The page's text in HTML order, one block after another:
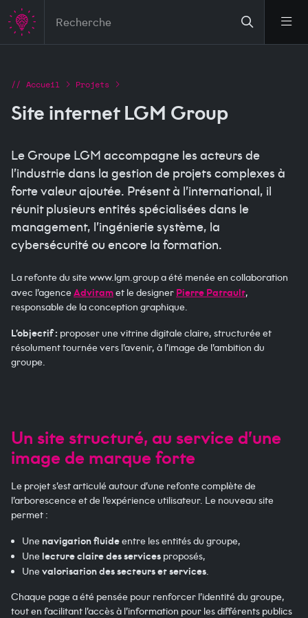
Fil d'Ariane
Accueil Projets
Site internet LGM Group
Le Groupe LGM accompagne les acteurs de
l’industrie dans la gestion de projets complexes à
forte valeur ajoutée. Présent à l’international, il
réunit plusieurs entités spécialisées dans le
management, l’ingénierie système, la
cybersécurité ou encore la formation.
La refonte du site www.lgm.group a été menée en collaboration
avec l’agenceAdvitamet le designer Pierre Patrault,
responsable de la conception graphique.
L’objectif : proposer une vitrine digitale claire, structurée et
résolument tournée vers l’avenir, à l’image de l’ambition du
groupe.
Un site structuré, au service d’une
image de marque forte
Le projet s’est articulé autour d’une refonte complète de
l’arborescence et de l’expérience utilisateur. Le nouveau site
permet :
Unenavigation fluideentre les entités du groupe,
Unelecture claire des services proposés,
Unevalorisation des secteurs et services.
Chaque page a été pensée pour renforcer l’identité du groupe,
tout en facilitant l’accès à l’information pour les différents publics